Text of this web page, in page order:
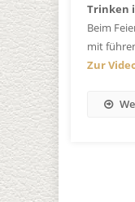
Trinken
Beim
mit
Zur